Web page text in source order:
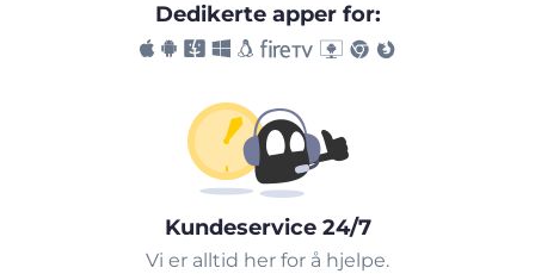
Dedikerte apper for:
Kundeservice 24/7
Vi er alltid her for å hjelpe.